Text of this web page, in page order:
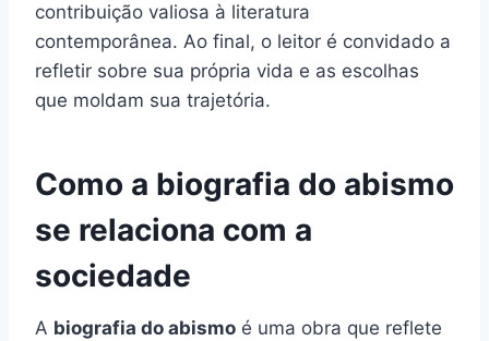
contribuição valiosa à literatura
contemporânea. Ao final, o leitor é convidado a
refletir sobre sua própria vida e as escolhas
que moldam sua trajetória.
Como a biografia do abismo
se relaciona com a
sociedade
A biografia do abismo é uma obra que reflete